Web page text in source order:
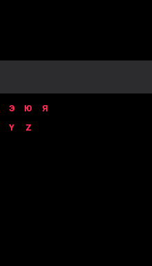
Э Ю
Я
Y Z